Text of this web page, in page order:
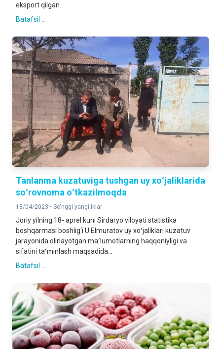
eksport qilgan.
Batafsil ...
Tanlanma kuzatuviga tushgan uy xoʻjaliklarida
soʻrovnoma oʻtkazilmoqda
18/04/2023 • So'nggi yangiliklar
Joriy yilning 18- aprel kuni Sirdaryo viloyati statistika
boshqarmasi boshlig‘i U.Elmuratov uy xoʻjaliklari kuzatuv
jarayonida olinayotgan maʻlumotlarning haqqoniyligi va
sifatini taʻminlash maqsadida...
Batafsil ...